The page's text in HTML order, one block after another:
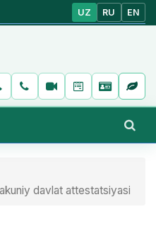
UZ RU EN
davlat attestatsiyasi